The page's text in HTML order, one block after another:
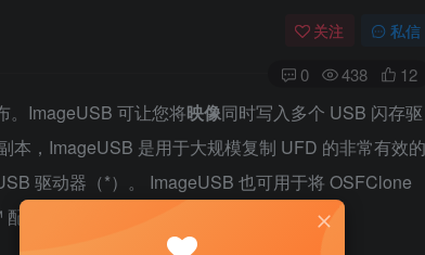
关注 私信
0 438 12
。ImageUSB 可让您将映像同时写入多个 USB 闪存驱
，ImageUSB 是用于大规模复制 UFD 的非常有效的
驱动器（*）。 ImageUSB 也可用于将 OSFClone
合使用。